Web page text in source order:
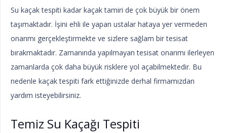
Su kaçak tespiti kadar kaçak tamiri de çok büyük bir önem
taşımaktadır. İşini ehli ile yapan ustalar hataya yer vermeden
onarımı gerçekleştirmekte ve sizlere sağlam bir tesisat
bırakmaktadır. Zamanında yapılmayan tesisat onarımı ilerleyen
zamanlarda çok daha büyük risklere yol açabilmektedir. Bu
nedenle kaçak tespiti fark ettiğinizde derhal firmamızdan
yardım isteyebilirsiniz.
Temiz Su Kaçağı Tespiti